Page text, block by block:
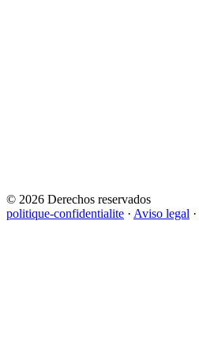
© 2026 Derechos reservados
politique-confidentialite · Aviso legal ·